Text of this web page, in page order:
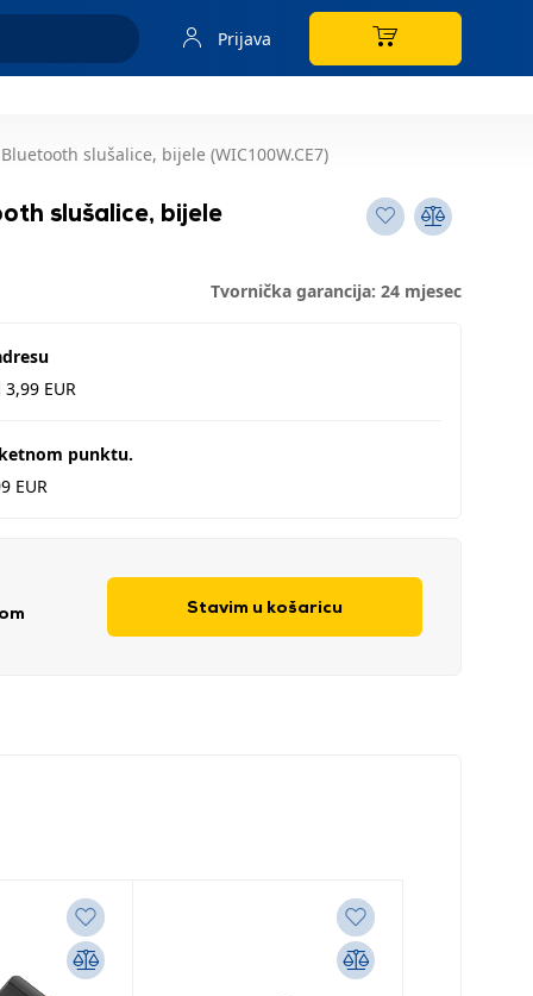
Prijava
slušalice, bijele (WIC100W.CE7)
slušalice, bijele
Tvornička garancija: 24 mjesec
3,99 EUR
punktu.
EUR
Stavim u košaricu